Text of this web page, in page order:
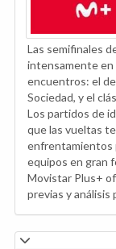
Las semifinales
intensamente en
encuentros: el
Sociedad, y el
Los partidos de
que las vueltas
enfrentamientos
equipos en gran
Movistar Plus+
previas y